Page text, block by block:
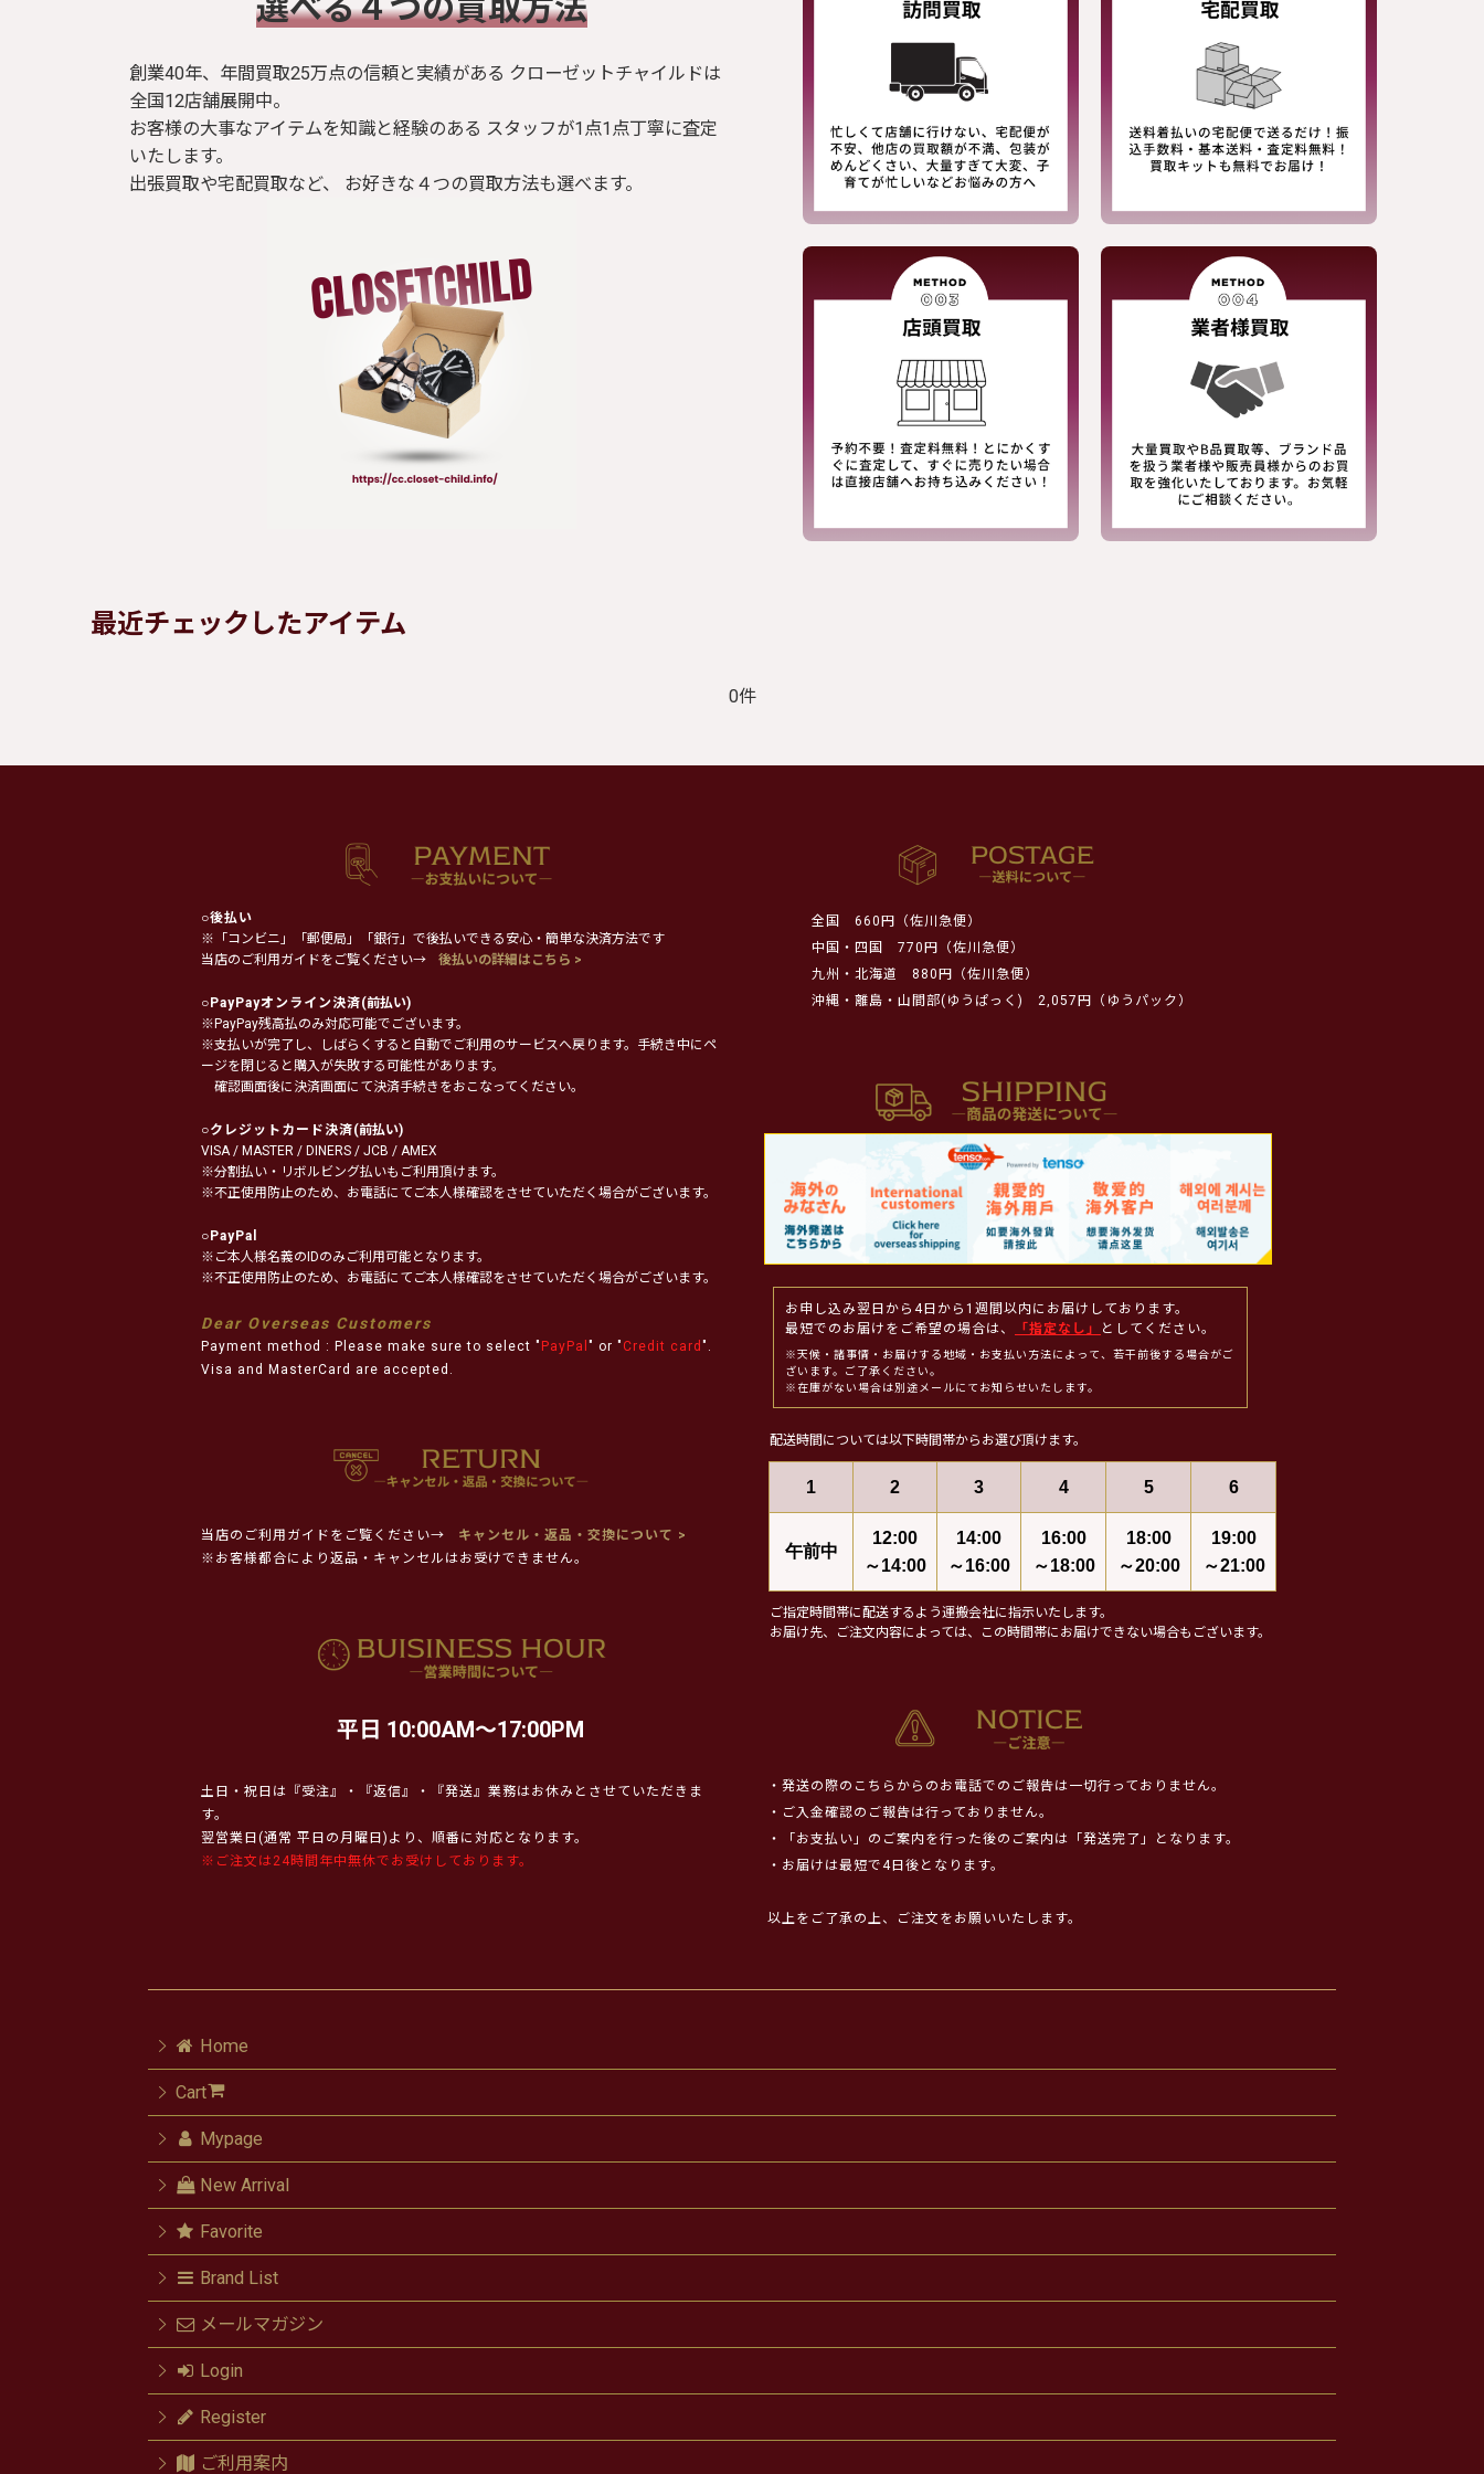
トップス
Tシャツ
​選べる４つの買取方法
創業40年、年間買取25万点の信頼と実績がある クローゼットチャイルドは
全国12店舗展開中。
お客様の大事なアイテムを知識と経験のある スタッフが1点1点丁寧に査定
いたします。
出張買取や宅配買取など、 お好きな４つの買取方法も選べます。
最近チェックしたアイテム
0件
○後払い
※「コンビニ」「郵便局」「銀行」で後払いできる安心・簡単な決済方法です
当店のご利用ガイドをご覧ください→
後払いの詳細はこちら >
○ PayPayオンライン決済(前払い)
※PayPay残高払のみ対応可能でございます。
※支払いが完了し、しばらくすると自動でご利用のサービスへ戻ります。手続き中にペ
ージを閉じると購入が失敗する可能性があります。
確認画面後に決済画面にて決済手続きをおこなってください。
○クレジットカード決済(前払い)
VISA / MASTER / DINERS / JCB / AMEX
※分割払い・リボルビング払いもご利用頂けます。
※不正使用防止のため、お電話にてご本人様確認をさせていただく場合がございます。
○ PayPal
※ご本人様名義のIDのみご利用可能となります。
※不正使用防止のため、お電話にてご本人様確認をさせていただく場合がございます。
Dear Overseas Customers
Payment method : Please make sure to select " PayPal " or " Credit card ".
Visa and MasterCard are accepted.
当店のご利用ガイドをご覧ください→
キャンセル・返品・交換について >
※お客様都合により返品・キャンセルはお受けできません。
平日 10:00AM～17:00PM
土日・祝日は『受注』・『返信』・『発送』業務はお休みとさせていただきま
す。
翌営業日(通常 平日の月曜日)より、順番に対応となります。
※ご注文は24時間年中無休でお受けしております。
全国
660円（佐川急便）
中国・四国
770円（佐川急便）
九州・北海道
880円（佐川急便）
沖縄・離島・山間部(ゆうぱっく)
2,057円（ゆうパック）
お申し込み翌日から4日から1週間以内にお届けしております。
最短でのお届けをご希望の場合は、
「指定なし」 としてください。
※天候・諸事情・お届けする地域・お支払い方法によって、若干前後する場合がご
ざいます。ご了承ください。
※在庫がない場合は別途メールにてお知らせいたします。
配送時間については以下時間帯からお選び頂けます。
1 2 3 4 5 6
午前中
12:00
～14:00
14:00
～16:00
16:00
～18:00
18:00
～20:00
19:00
～21:00
ご指定時間帯に配送するよう運搬会社に指示いたします。
お届け先、ご注文内容によっては、この時間帯にお届けできない場合もございます。
・発送の際のこちらからのお電話でのご報告は一切行っておりません。
・ご入金確認のご報告は行っておりません。
・「お支払い」のご案内を行った後のご案内は「発送完了」となります。
・お届けは最短で4日後となります。
以上をご了承の上、ご注文をお願いいたします。
Home
Cart
Mypage
New Arrival
Favorite
Brand List
メールマガジン
Login
Register
ご利用案内